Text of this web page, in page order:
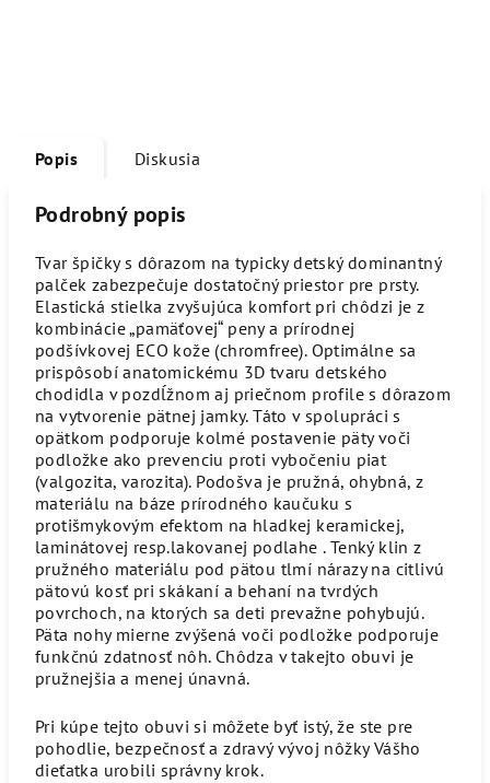
Popis Diskusia
Podrobný popis
Tvar špičky s dôrazom na typicky detský dominantný
palček zabezpečuje dostatočný priestor pre prsty.
Elastická stielka zvyšujúca komfort pri chôdzi je z
kombinácie „pamäťovej“ peny a prírodnej
podšívkovej ECO kože (chromfree). Optimálne sa
prispôsobí anatomickému 3D tvaru detského
chodidla v pozdĺžnom aj priečnom profile s dôrazom
na vytvorenie pätnej jamky. Táto v spolupráci s
opätkom podporuje kolmé postavenie päty voči
podložke ako prevenciu proti vybočeniu piat
(valgozita, varozita). Podošva je pružná, ohybná, z
materiálu na báze prírodného kaučuku s
protišmykovým efektom na hladkej keramickej,
laminátovej resp.lakovanej podlahe . Tenký klin z
pružného materiálu pod pätou tlmí nárazy na citlivú
pätovú kosť pri skákaní a behaní na tvrdých
povrchoch, na ktorých sa deti prevažne pohybujú.
Päta nohy mierne zvýšená voči podložke podporuje
funkčnú zdatnosť nôh. Chôdza v takejto obuvi je
pružnejšia a menej únavná.
Pri kúpe tejto obuvi si môžete byť istý, že ste pre
pohodlie, bezpečnosť a zdravý vývoj nôžky Vášho
dieťatka urobili správny krok.